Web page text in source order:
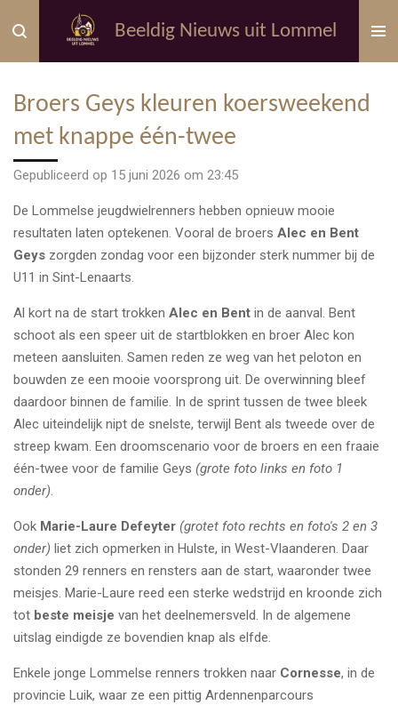
direct
naar
hoofdinhoud
Beeldig Nieuws uit Lommel
Broers Geys kleuren koersweekend
met knappe één-twee
Gepubliceerd op 15 juni 2026 om 23:45
De Lommelse jeugdwielrenners hebben opnieuw mooie
resultaten laten optekenen. Vooral de broers Alec en Bent
Geys zorgden zondag voor een bijzonder sterk nummer bij de
U11 in Sint-Lenaarts.
Al kort na de start trokken Alec en Bent in de aanval. Bent
schoot als een speer uit de startblokken en broer Alec kon
meteen aansluiten. Samen reden ze weg van het peloton en
bouwden ze een mooie voorsprong uit. De overwinning bleef
daardoor binnen de familie. In de sprint tussen de twee bleek
Alec uiteindelijk nipt de snelste, terwijl Bent als tweede over de
streep kwam. Een droomscenario voor de broers en een fraaie
één-twee voor de familie Geys (grote foto links en foto 1
onder).
Ook Marie-Laure Defeyter (grotet foto rechts en foto's 2 en 3
onder) liet zich opmerken in Hulste, in West-Vlaanderen. Daar
stonden 29 renners en rensters aan de start, waaronder twee
meisjes. Marie-Laure reed een sterke wedstrijd en kroonde zich
tot beste meisje van het deelnemersveld. In de algemene
uitslag eindigde ze bovendien knap als elfde.
Enkele jonge Lommelse renners trokken naar Cornesse, in de
provincie Luik, waar ze een pittig Ardennenparcours